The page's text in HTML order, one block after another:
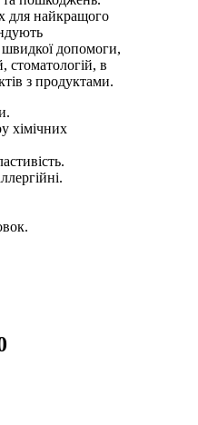
для найкращого
швидкої допомоги,
стоматологій, в
з продуктами.
хімічних